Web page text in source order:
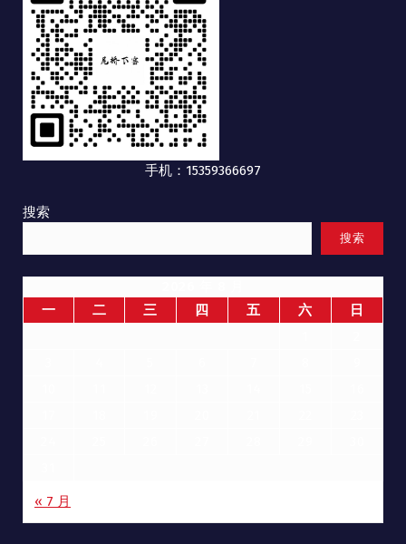
手机：15359366697
搜索
搜索
一
二 三 四 五 六
日
« 7 月